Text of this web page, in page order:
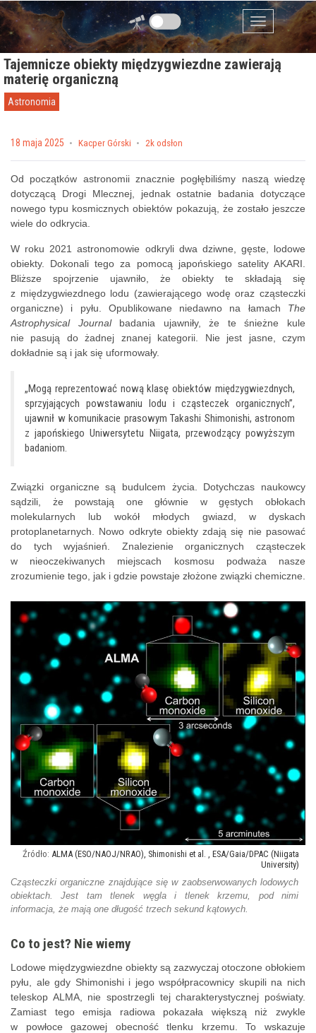
Przejdź do zawartości
Menu
Tajemnicze obiekty międzygwiezdne zawierają
materię organiczną
Astronomia
Posted on
18 maja 2025 by Kacper Górski 2k odsłon
Od początków astronomii znacznie pogłębiliśmy naszą wiedzę
dotyczącą Drogi Mlecznej, jednak ostatnie badania dotyczące
nowego typu kosmicznych obiektów pokazują, że zostało jeszcze
wiele do odkrycia.
W roku 2021 astronomowie odkryli dwa dziwne, gęste, lodowe
obiekty. Dokonali tego za pomocą japońskiego satelity AKARI.
Bliższe spojrzenie ujawniło, że obiekty te składają się
z międzygwiezdnego lodu (zawierającego wodę oraz cząsteczki
organiczne) i pyłu. Opublikowane niedawno na łamach The
Astrophysical Journalbadania ujawniły, że te śnieżne kule
nie pasują do żadnej znanej kategorii. Nie jest jasne, czym
dokładnie są i jak się uformowały.
„Mogą reprezentować nową klasę obiektów międzygwiezdnych,
sprzyjających powstawaniu lodu i cząsteczek organicznych”,
ujawnił w komunikacie prasowym Takashi Shimonishi, astronom
z japońskiego Uniwersytetu Niigata, przewodzący powyższym
badaniom.
Związki organiczne są budulcem życia. Dotychczas naukowcy
sądzili, że powstają one głównie w gęstych obłokach
molekularnych lub wokół młodych gwiazd, w dyskach
protoplanetarnych. Nowo odkryte obiekty zdają się nie pasować
do tych wyjaśnień. Znalezienie organicznych cząsteczek
w nieoczekiwanych miejscach kosmosu podważa nasze
zrozumienie tego, jak i gdzie powstaje złożone związki chemiczne.
ALMA (ESO/NAOJ/NRAO), Shimonishi et al. , ESA/Gaia/DPAC (Niigata
University)
Cząsteczki organiczne znajdujące się w zaobserwowanych lodowych
obiektach. Jest tam tlenek węgla i tlenek krzemu, pod nimi
informacja, że mają one długość trzech sekund kątowych.
Co to jest? Nie wiemy
Lodowe międzygwiezdne obiekty są zazwyczaj otoczone obłokiem
pyłu, ale gdy Shimonishi i jego współpracownicy skupili na nich
teleskop ALMA, nie spostrzegli tej charakterystycznej poświaty.
Zamiast tego emisja radiowa pokazała większą niż zwykle
w powłoce gazowej obecność tlenku krzemu. To wskazuje